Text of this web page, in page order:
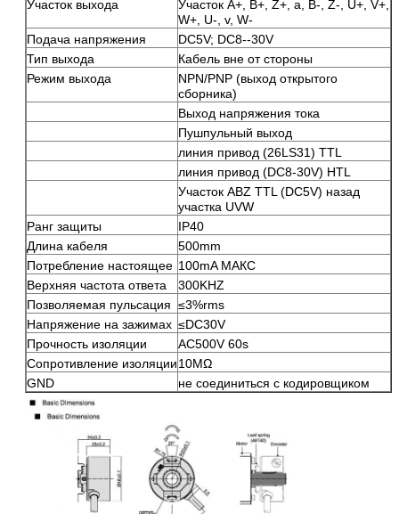
Участок выхода
Участок A+, B+, Z+, a, B-, Z-, U+, V+,
W+, U-, v, W-
Подача напряжения
DC5V; DC8--30V
Тип выхода
Кабель вне от стороны
Режим выхода
NPN/PNP (выход открытого
сборника)
Выход напряжения тока
Пушпульный выход
линия привод (26LS31) TTL
линия привод (DC8-30V) HTL
Участок ABZ TTL (DC5V) назад
участка UVW
Ранг защиты
IP40
Длина кабеля
500mm
Потребление настоящее 100mA МАКС
Верхняя частота ответа
300KHZ
Позволяемая пульсация ≤3%rms
Напряжение на зажимах ≤DC30V
Прочность изоляции
AC500V 60s
Сопротивление изоляции10MΩ
GND
не соединиться с кодировщиком